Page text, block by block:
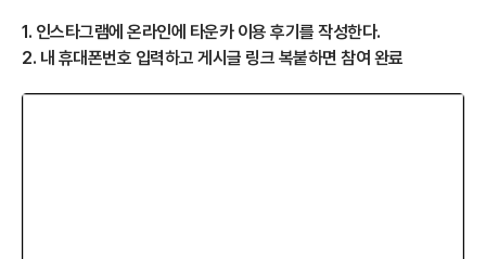
1. 인스타그램에 온라인에 타운카 이용 후기를 작성한다.
2. 내 휴대폰번호 입력하고 게시글 링크 복붙하면 참여 완료